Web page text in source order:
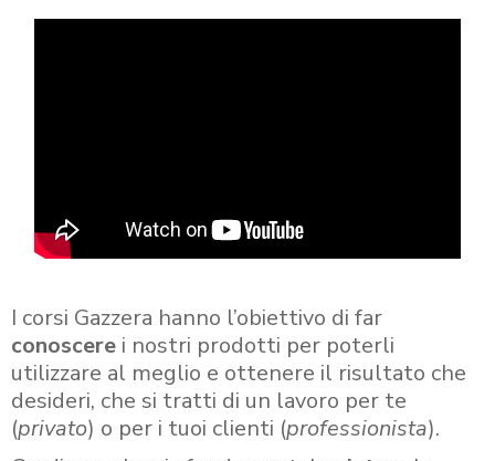
I corsi Gazzera hanno l’obiettivo di far
conoscere i nostri prodotti per poterli
utilizzare al meglio e ottenere il risultato che
desideri, che si tratti di un lavoro per te
(privato) o per i tuoi clienti (professionista).